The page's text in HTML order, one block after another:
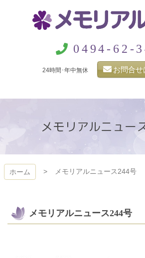
キ
メモリアル
0494-62-
24時間･年中無休 お問合せ
メモリアルニュー
ホーム メモリアルニュース244号
メモリアルニュース244号